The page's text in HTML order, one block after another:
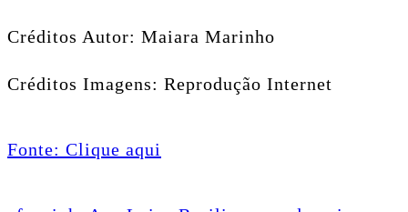
Créditos Autor: Maiara Marinho
Créditos Imagens: Reprodução Internet
Fonte: Clique aqui